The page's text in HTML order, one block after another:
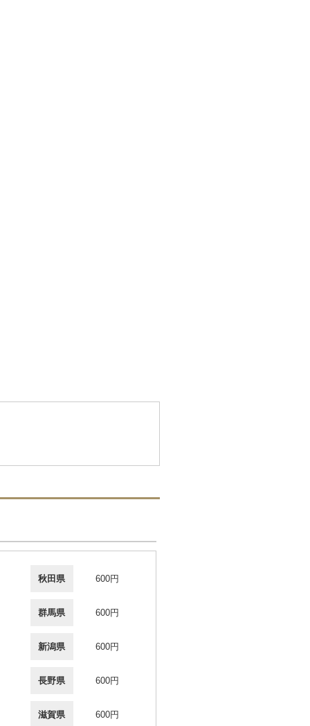
秋田県 600円
群馬県 600円
新潟県 600円
長野県 600円
滋賀県 600円